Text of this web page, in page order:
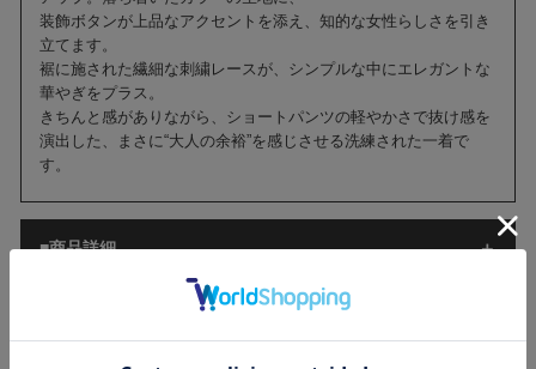
装飾ボタンが上品なアクセントを添え、知的な女性らしさを引き
立てます。
裾に施された繊細な刺繍レースが、シンプルな中にエレガントな
華やぎをプラス。
きちんと感がありながら、ショートパンツの軽やかさで抜け感を
演出した、まさに“大人の余裕”を感じさせる洗練された一着で
す。
■商品詳細